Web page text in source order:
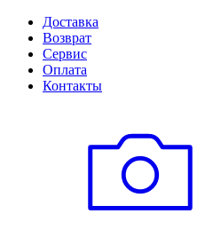
Доставка
Возврат
Сервис
Оплата
Контакты